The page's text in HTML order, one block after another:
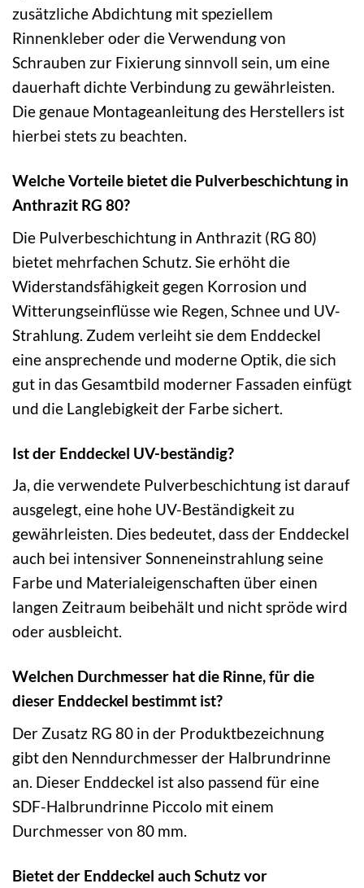
zusätzliche Abdichtung mit speziellem
Rinnenkleber oder die Verwendung von
Schrauben zur Fixierung sinnvoll sein, um eine
dauerhaft dichte Verbindung zu gewährleisten.
Die genaue Montageanleitung des Herstellers ist
hierbei stets zu beachten.
Welche Vorteile bietet die Pulverbeschichtung in
Anthrazit RG 80?
Die Pulverbeschichtung in Anthrazit (RG 80)
bietet mehrfachen Schutz. Sie erhöht die
Widerstandsfähigkeit gegen Korrosion und
Witterungseinflüsse wie Regen, Schnee und UV-
Strahlung. Zudem verleiht sie dem Enddeckel
eine ansprechende und moderne Optik, die sich
gut in das Gesamtbild moderner Fassaden einfügt
und die Langlebigkeit der Farbe sichert.
Ist der Enddeckel UV-beständig?
Ja, die verwendete Pulverbeschichtung ist darauf
ausgelegt, eine hohe UV-Beständigkeit zu
gewährleisten. Dies bedeutet, dass der Enddeckel
auch bei intensiver Sonneneinstrahlung seine
Farbe und Materialeigenschaften über einen
langen Zeitraum beibehält und nicht spröde wird
oder ausbleicht.
Welchen Durchmesser hat die Rinne, für die
dieser Enddeckel bestimmt ist?
Der Zusatz RG 80 in der Produktbezeichnung
gibt den Nenndurchmesser der Halbrundrinne
an. Dieser Enddeckel ist also passend für eine
SDF-Halbrundrinne Piccolo mit einem
Durchmesser von 80 mm.
Bietet der Enddeckel auch Schutz vor